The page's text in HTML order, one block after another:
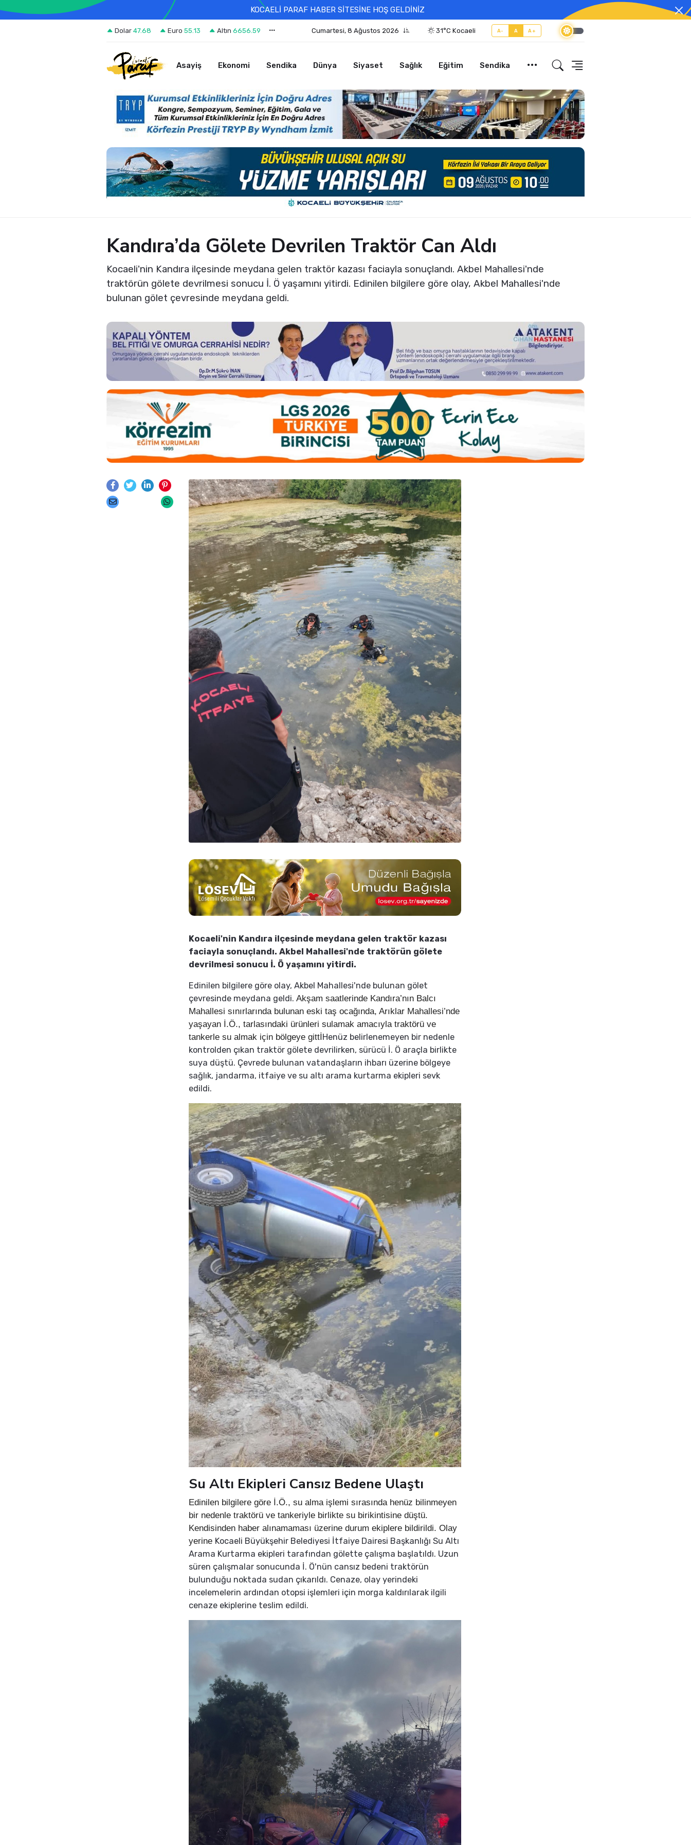
KOCAELİ PARAF HABER SİTESİNE HOŞ GELDİNİZ
Dolar 47.68 Euro 55.13 Altın 6656.59 Cumartesi, 8 Ağustos 2026 31°C Kocaeli A- A A+
Asayiş Ekonomi Sendika Dünya Siyaset Sağlık Eğitim Sendika
Kandıra’da Gölete Devrilen Traktör Can Aldı
Kocaeli'nin Kandıra ilçesinde meydana gelen traktör kazası faciayla sonuçlandı. Akbel Mahallesi'nde
traktörün gölete devrilmesi sonucu İ. Ö yaşamını yitirdi. Edinilen bilgilere göre olay, Akbel Mahallesi'nde
bulunan gölet çevresinde meydana geldi.
Kocaeli'nin Kandıra ilçesinde meydana gelen traktör kazası
faciayla sonuçlandı. Akbel Mahallesi'nde traktörün gölete
devrilmesi sonucu İ. Ö yaşamını yitirdi.
Edinilen bilgilere göre olay, Akbel Mahallesi'nde bulunan gölet
çevresinde meydana geldi. Akşam saatlerinde Kandıra’nın Balcı
Mahallesi sınırlarında bulunan eski taş ocağında, Arıklar Mahallesi’nde
yaşayan İ.Ö., tarlasındaki ürünleri sulamak amacıyla traktörü ve
tankerle su almak için bölgeye gittİ Henüz belirlenemeyen bir nedenle
kontrolden çıkan traktör gölete devrilirken, sürücü İ. Ö araçla birlikte
suya düştü. Çevrede bulunan vatandaşların ihbarı üzerine bölgeye
sağlık, jandarma, itfaiye ve su altı arama kurtarma ekipleri sevk
edildi.
Su Altı Ekipleri Cansız Bedene Ulaştı
Edinilen bilgilere göre İ.Ö., su alma işlemi sırasında henüz bilinmeyen
bir nedenle traktörü ve tankeriyle birlikte su birikintisine düştü.
Kendisinden haber alınamaması üzerine durum ekiplere bildirildi. Olay
yerine Kocaeli Büyükşehir Belediyesi İtfaiye Dairesi Başkanlığı Su Altı
Arama Kurtarma ekipleri tarafından gölette çalışma başlatıldı. Uzun
süren çalışmalar sonucunda İ. Ö'nün cansız bedeni traktörün
bulunduğu noktada sudan çıkarıldı. Cenaze, olay yerindeki
incelemelerin ardından otopsi işlemleri için morga kaldırılarak ilgili
cenaze ekiplerine teslim edildi.